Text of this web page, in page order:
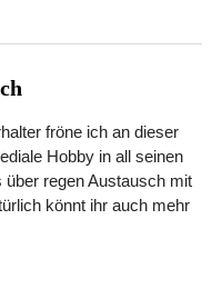
fröne ich an dieser
Hobby in all seinen
regen Austausch mit
könnt ihr auch mehr